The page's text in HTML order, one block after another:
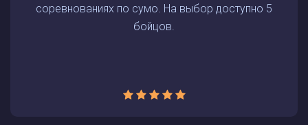
соревнованиях по сумо. На выбор доступно 5
бойцов.